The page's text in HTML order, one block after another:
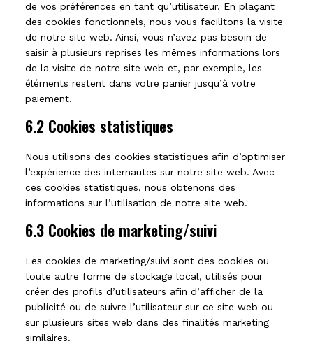
de vos préférences en tant qu’utilisateur. En plaçant
des cookies fonctionnels, nous vous facilitons la visite
de notre site web. Ainsi, vous n’avez pas besoin de
saisir à plusieurs reprises les mêmes informations lors
de la visite de notre site web et, par exemple, les
éléments restent dans votre panier jusqu’à votre
paiement.
6.2 Cookies statistiques
Nous utilisons des cookies statistiques afin d’optimiser
l’expérience des internautes sur notre site web. Avec
ces cookies statistiques, nous obtenons des
informations sur l’utilisation de notre site web.
6.3 Cookies de marketing/suivi
Les cookies de marketing/suivi sont des cookies ou
toute autre forme de stockage local, utilisés pour
créer des profils d’utilisateurs afin d’afficher de la
publicité ou de suivre l’utilisateur sur ce site web ou
sur plusieurs sites web dans des finalités marketing
similaires.